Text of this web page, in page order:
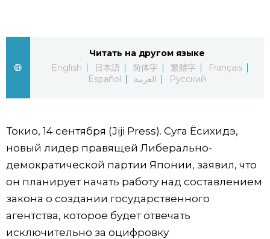
العربية
Новости
Путеводитель по Японии
Разделы
Блог
Японский язык official SNS
Читать на другом языке
English
日本語 简体字 繁體字
Français
Español
العربية Русский
Токио, 14 сентября (Jiji Press). Суга Ёсихидэ,
новый лидер правящей Либерально-
демократической партии Японии, заявил, что
он планирует начать работу над составлением
закона о создании государственного
агентства, которое будет отвечать
исключительно за оцифровку